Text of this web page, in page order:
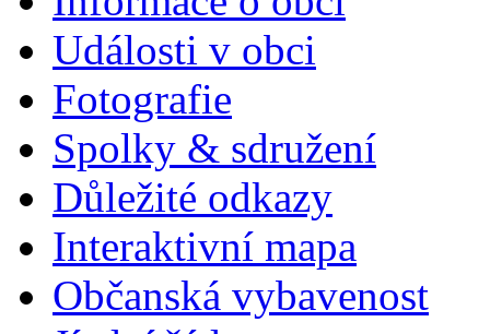
Události v obci
Fotografie
Spolky & sdružení
Důležité odkazy
Interaktivní mapa
Občanská vybavenost